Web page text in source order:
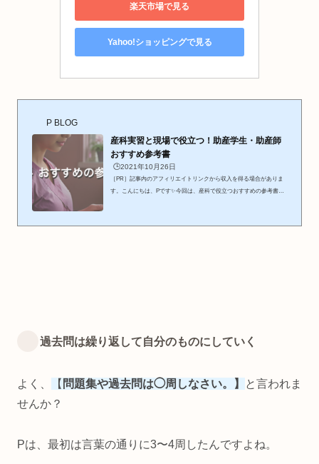
楽天市場で見る
Yahoo!ショッピングで見る
P BLOG
産科実習と現場で役立つ！助産学生・助産師
おすすめ参考書
🕒️2021年10月26日
［PR］記事内のアフィリエイトリンクから収入を得る場合がありま
す。こんにちは、Pです✨今回は、産科で役立つおすすめの参考書を
んなときに役立つ、参考書📕しかし、参考書って値段が高いものが多
過去問は繰り返して自分のものにしていく
よく、 【 問題集や過去問は◯周しなさい。】
と言われま
せんか？
Pは、最初は言葉の通りに3〜4周したんですよね。